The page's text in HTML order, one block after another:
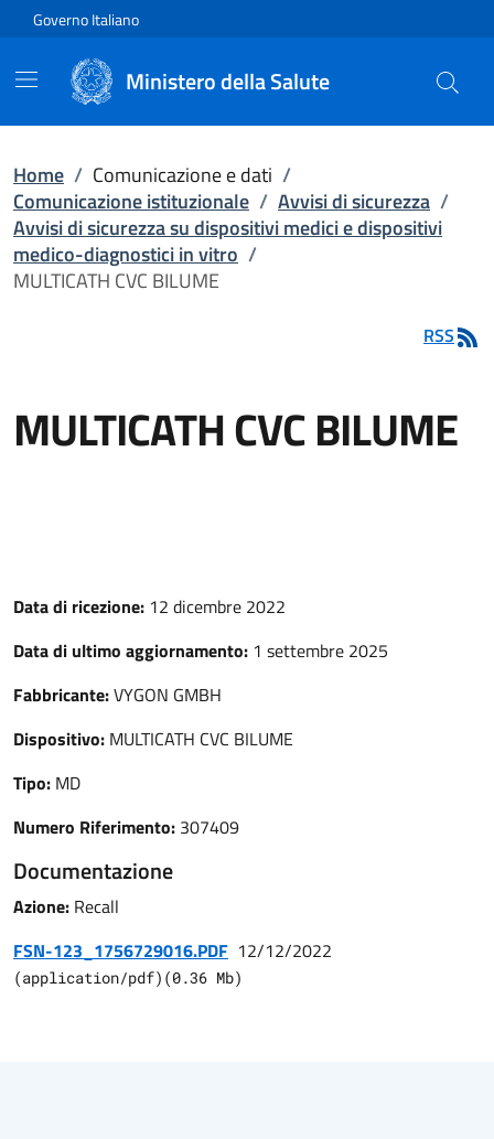
Vai direttamente al contenuto
Governo Italiano
Ministero della Salute
Home / Comunicazione e dati /
Comunicazione istituzionale / Avvisi di sicurezza /
Avvisi di sicurezza su dispositivi medici e dispositivi
medico-diagnostici in vitro /
MULTICATH CVC BILUME
RSS
MULTICATH CVC BILUME
Data di ricezione: 12 dicembre 2022
Data di ultimo aggiornamento: 1 settembre 2025
Fabbricante:VYGON GMBH
Dispositivo: MULTICATH CVC BILUME
Tipo: MD
Numero Riferimento: 307409
Documentazione
Azione: Recall
FSN-123_1756729016.PDF 12/12/2022
(application/pdf) (0.36 Mb)